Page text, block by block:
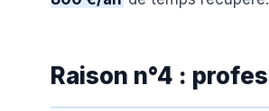
Raison n°4 :